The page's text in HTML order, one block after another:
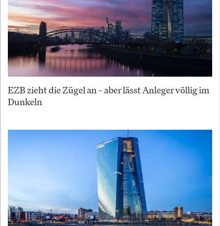
EZB zieht die Zügel an – aber lässt Anleger völlig im
Dunkeln